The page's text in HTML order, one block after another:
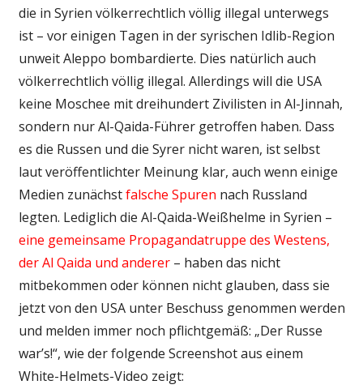
Wissenschaft
die in Syrien völkerrechtlich völlig illegal unterwegs
ist – vor einigen Tagen in der syrischen Idlib-Region
unweit Aleppo bombardierte. Dies natürlich auch
völkerrechtlich völlig illegal. Allerdings will die USA
keine Moschee mit dreihundert Zivilisten in Al-Jinnah,
sondern nur Al-Qaida-Führer getroffen haben. Dass
es die Russen und die Syrer nicht waren, ist selbst
laut veröffentlichter Meinung klar, auch wenn einige
Medien zunächstfalsche Spuren nach Russland
legten. Lediglich die Al-Qaida-Weißhelme in Syrien –
eine gemeinsame Propagandatruppe des Westens,
der Al Qaida und anderer– haben das nicht
mitbekommen oder können nicht glauben, dass sie
jetzt von den USA unter Beschuss genommen werden
und melden immer noch pflichtgemäß: „Der Russe
war’s!“, wie der folgende Screenshot aus einem
White-Helmets-Video zeigt: